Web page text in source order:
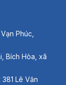
Phúc,
Bích Hòa, xã
Lê Văn